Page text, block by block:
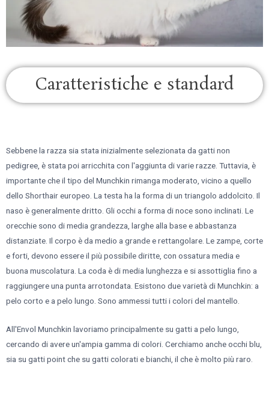
Caratteristiche e standard
Sebbene la razza sia stata inizialmente selezionata da gatti non
pedigree, è stata poi arricchita con l'aggiunta di varie razze. Tuttavia, è
importante che il tipo del Munchkin rimanga moderato, vicino a quello
dello Shorthair europeo. La testa ha la forma di un triangolo addolcito. Il
naso è generalmente dritto. Gli occhi a forma di noce sono inclinati. Le
orecchie sono di media grandezza, larghe alla base e abbastanza
distanziate. Il corpo è da medio a grande e rettangolare. Le zampe, corte
e forti, devono essere il più possibile diritte, con ossatura media e
buona muscolatura. La coda è di media lunghezza e si assottiglia fino a
raggiungere una punta arrotondata. Esistono due varietà di Munchkin: a
pelo corto e a pelo lungo. Sono ammessi tutti i colori del mantello.
All'Envol Munchkin lavoriamo principalmente su gatti a pelo lungo,
cercando di avere un'ampia gamma di colori. Cerchiamo anche occhi blu,
sia su gatti point che su gatti colorati e bianchi, il che è molto più raro.